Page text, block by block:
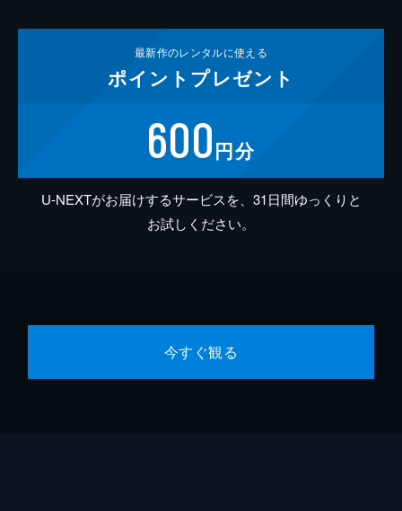
最新作のレンタルに使える
ポイント プレゼント
600円分
U-NEXTがお届けするサービスを、31日間ゆっくりと
お試しください。
今すぐ観る